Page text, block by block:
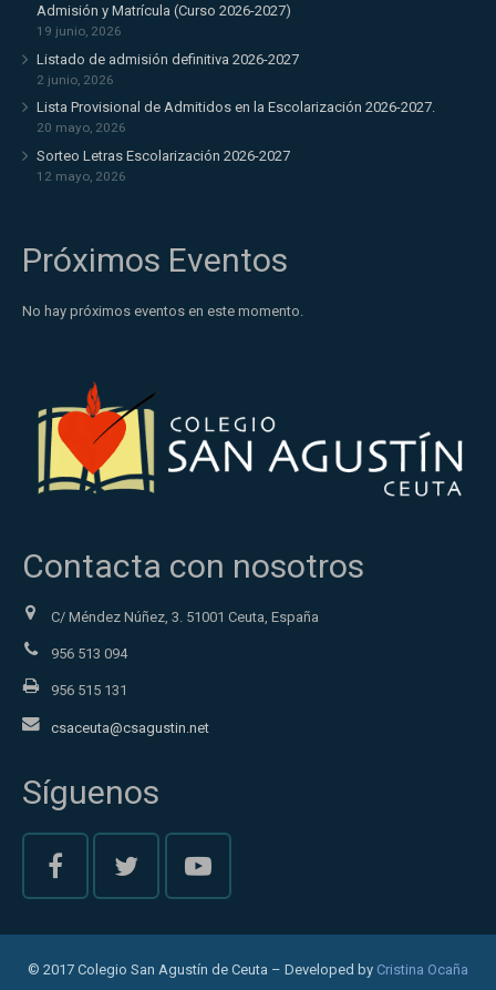
Admisión y Matrícula (Curso 2026-2027)
19 junio, 2026
Listado de admisión definitiva 2026-2027
2 junio, 2026
Lista Provisional de Admitidos en la Escolarización 2026-2027.
20 mayo, 2026
Sorteo Letras Escolarización 2026-2027
12 mayo, 2026
Próximos Eventos
No hay próximos eventos en este momento.
Contacta con nosotros
C/ Méndez Núñez, 3. 51001 Ceuta, España
956 513 094
956 515 131
csaceuta@csagustin.net
Síguenos
© 2017 Colegio San Agustín de Ceuta – Developed by Cristina Ocaña